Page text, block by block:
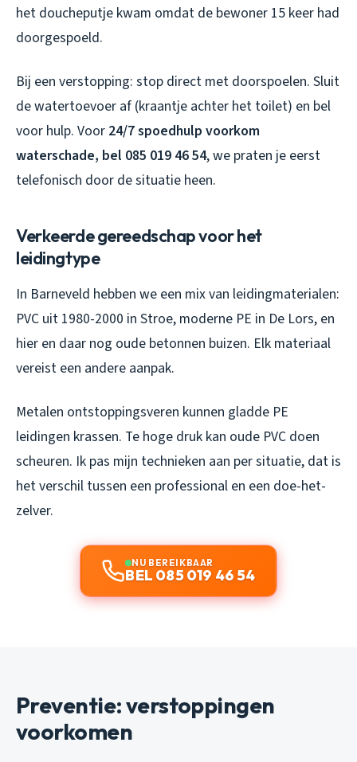
het doucheputje kwam omdat de bewoner 15 keer had
doorgespoeld.
Bij een verstopping: stop direct met doorspoelen. Sluit
de watertoevoer af (kraantje achter het toilet) en bel
voor hulp. Voor 24/7 spoedhulp voorkom
waterschade, bel 085 019 46 54, we praten je eerst
telefonisch door de situatie heen.
Verkeerde gereedschap voor het
leidingtype
In Barneveld hebben we een mix van leidingmaterialen:
PVC uit 1980-2000 in Stroe, moderne PE in De Lors, en
hier en daar nog oude betonnen buizen. Elk materiaal
vereist een andere aanpak.
Metalen ontstoppingsveren kunnen gladde PE
leidingen krassen. Te hoge druk kan oude PVC doen
scheuren. Ik pas mijn technieken aan per situatie, dat is
het verschil tussen een professional en een doe-het-
zelver.
NU BEREIKBAAR
BEL 085 019 46 54
Preventie: verstoppingen
voorkomen